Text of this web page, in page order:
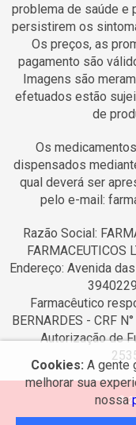
problema de saúde e
persistirem os
Os preços, as
pagamento são
Imagens são
efetuados estão
de
Os
dispensados
qual deverá ser
pelo e-mail:
Razão Social:
Endereço: Avenida
Farmacêutico
BERNARDES - CRF
Autorização de
Cookies: A gente
melhorar sua
nossa
©